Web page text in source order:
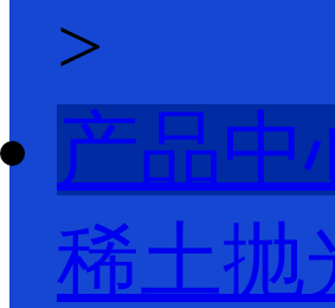
>
产品中
稀土抛